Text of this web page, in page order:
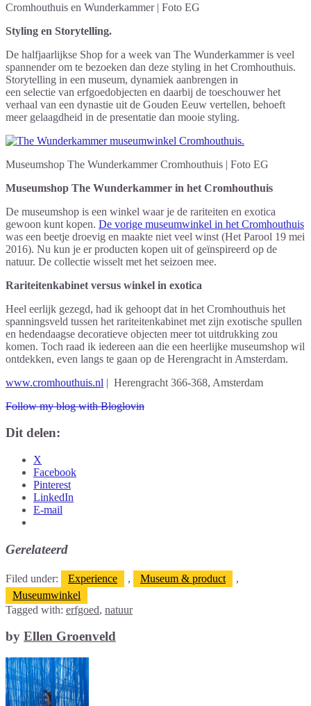
Cromhouthuis en Wunderkammer | Foto EG
Styling en Storytelling.
De halfjaarlijkse Shop for a week van The Wunderkammer is veel
spannender om te bezoeken dan deze styling in het Cromhouthuis.
Storytelling in een museum, dynamiek aanbrengen in
een selectie van erfgoedobjecten en daarbij de toeschouwer het
verhaal van een dynastie uit de Gouden Eeuw vertellen, behoeft
meer gelaagdheid in de presentatie dan mooie styling.
Museumshop The Wunderkammer Cromhouthuis | Foto EG
Museumshop The Wunderkammer in het Cromhouthuis
De museumshop is een winkel waar je de rariteiten en exotica
gewoon kunt kopen. De vorige museumwinkel in het Cromhouthuis
was een beetje droevig en maakte niet veel winst (Het Parool 19 mei
2016). Nu kun je er producten kopen uit of geïnspireerd op de
natuur. De collectie wisselt met het seizoen mee.
Rariteitenkabinet versus winkel in exotica
Heel eerlijk gezegd, had ik gehoopt dat in het Cromhouthuis het
spanningsveld tussen het rariteitenkabinet met zijn exotische spullen
en hedendaagse decoratieve objecten meer tot uitdrukking zou
komen. Toch raad ik iedereen aan die een heerlijke museumshop wil
ontdekken, even langs te gaan op de Herengracht in Amsterdam.
www.cromhouthuis.nl | Herengracht 366-368, Amsterdam
Follow my blog with Bloglovin
Dit delen:
X
Facebook
Pinterest
LinkedIn
E-mail
Gerelateerd
Filed under: Experience , Museum & product
,
Museumwinkel
Tagged with: erfgoed, natuur
by Ellen Groenveld